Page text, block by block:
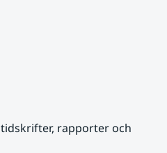
rapporter och